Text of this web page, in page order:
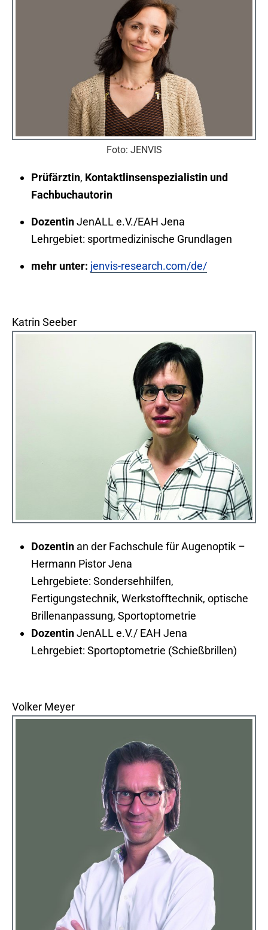
Foto: JENVIS
Prüfärztin, Kontaktlinsenspezialistin und
Fachbuchautorin
DozentinJenALL e.V./EAH Jena
Lehrgebiet: sportmedizinische Grundlagen
mehr unter: jenvis-research.com/de/
Katrin Seeber
Dozentin an der Fachschule für Augenoptik –
Hermann Pistor Jena
Lehrgebiete: Sondersehhilfen,
Fertigungstechnik, Werkstofftechnik, optische
Brillenanpassung, Sportoptometrie
DozentinJenALL e.V./ EAH Jena
Lehrgebiet: Sportoptometrie (Schießbrillen)
Volker Meyer